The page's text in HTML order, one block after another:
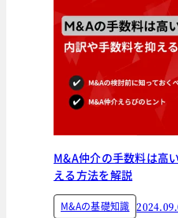
M&A仲介の手数料は高
える方法を解説
M&Aの基礎知識